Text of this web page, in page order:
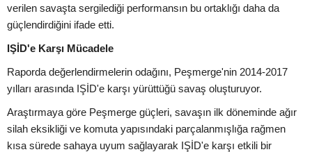
verilen savaşta sergilediği performansın bu ortaklığı daha da
güçlendirdiğini ifade etti.
IŞİD'e Karşı Mücadele
Raporda değerlendirmelerin odağını, Peşmerge'nin 2014-2017
yılları arasında IŞİD'e karşı yürüttüğü savaş oluşturuyor.
Araştırmaya göre Peşmerge güçleri, savaşın ilk döneminde ağır
silah eksikliği ve komuta yapısındaki parçalanmışlığa rağmen
kısa sürede sahaya uyum sağlayarak IŞİD'e karşı etkili bir